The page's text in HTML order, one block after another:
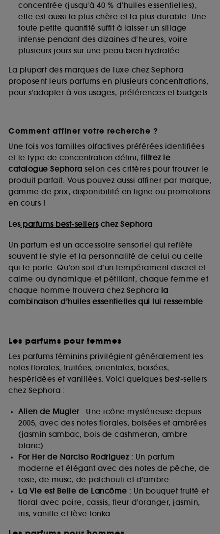
concentrée (jusqu’à 40 % d’huiles essentielles),
elle est aussi la plus chère et la plus durable. Une
toute petite quantité suffit à laisser un sillage
intense pendant des dizaines d’heures, voire
plusieurs jours sur une peau bien hydratée.
La plupart des marques de luxe chez Sephora
proposent leurs parfums en plusieurs concentrations,
pour s’adapter à vos usages, préférences et budgets.
Comment affiner votre recherche ?
Une fois vos familles olfactives préférées identifiées
et le type de concentration défini, filtrez le
catalogue Sephora selon ces critères pour trouver le
produit parfait. Vous pouvez aussi affiner par marque,
gamme de prix, disponibilité en ligne ou promotions
en cours !
Lesparfums best-sellerschez Sephora
Un parfum est un accessoire sensoriel qui reflète
souvent le style et la personnalité de celui ou celle
qui le porte. Qu’on soit d’un tempérament discret et
calme ou dynamique et pétillant, chaque femme et
chaque homme trouvera chez Sephora la
combinaison d’huiles essentielles qui lui ressemble.
Les parfums pour femmes
Les parfums féminins privilégient généralement les
notes florales, fruitées, orientales, boisées,
hespéridées et vanillées. Voici quelques best-sellers
chez Sephora :
Alien de Mugler: Une icône mystérieuse depuis
2005, avec des notes florales, boisées et ambrées
(jasmin sambac, bois de cashmeran, ambre
blanc).
For Her de Narciso Rodriguez: Un parfum
moderne et élégant avec des notes de pêche, de
rose, de musc, de patchouli et d’ambre.
La Vie est Belle de Lancôme : Un bouquet fruité et
floral avec poire, cassis, fleur d’oranger, jasmin,
iris, vanille et fève tonka.